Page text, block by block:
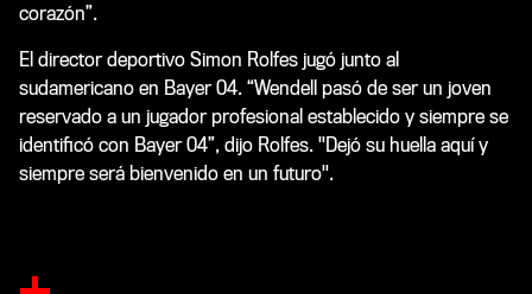
corazón”.
El director deportivo Simon Rolfes jugó junto al
sudamericano en Bayer 04. “Wendell pasó de ser un joven
reservado a un jugador profesional establecido y siempre se
identificó con Bayer 04”, dijo Rolfes. "Dejó su huella aquí y
siempre será bienvenido en un futuro".